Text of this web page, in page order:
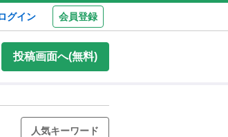
グイン 会員登録
投稿画面へ(無料)
人気キーワード